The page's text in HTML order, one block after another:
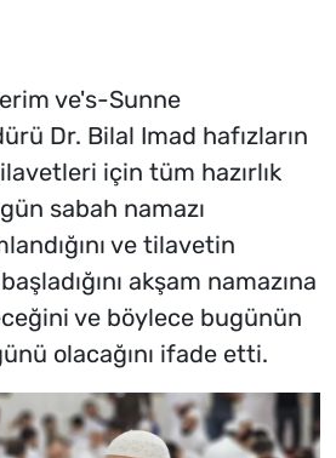
ve's-Sunne
Dr. Bilal Imad hafızların
için tüm hazırlık
sabah namazı
ve tilavetin
akşam namazına
ve böylece bugünün
olacağını ifade etti.